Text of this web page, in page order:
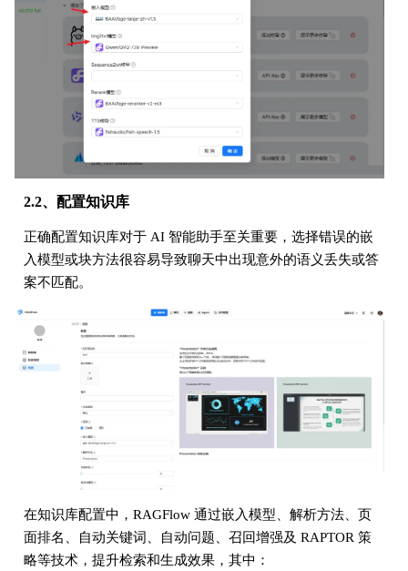
2.2、配置知识库
正确配置知识库对于 AI 智能助手至关重要，选择错误的嵌
入模型或块方法很容易导致聊天中出现意外的语义丢失或答
案不匹配。
在知识库配置中，RAGFlow 通过嵌入模型、解析方法、页
面排名、自动关键词、自动问题、召回增强及 RAPTOR 策
略等技术，提升检索和生成效果，其中：